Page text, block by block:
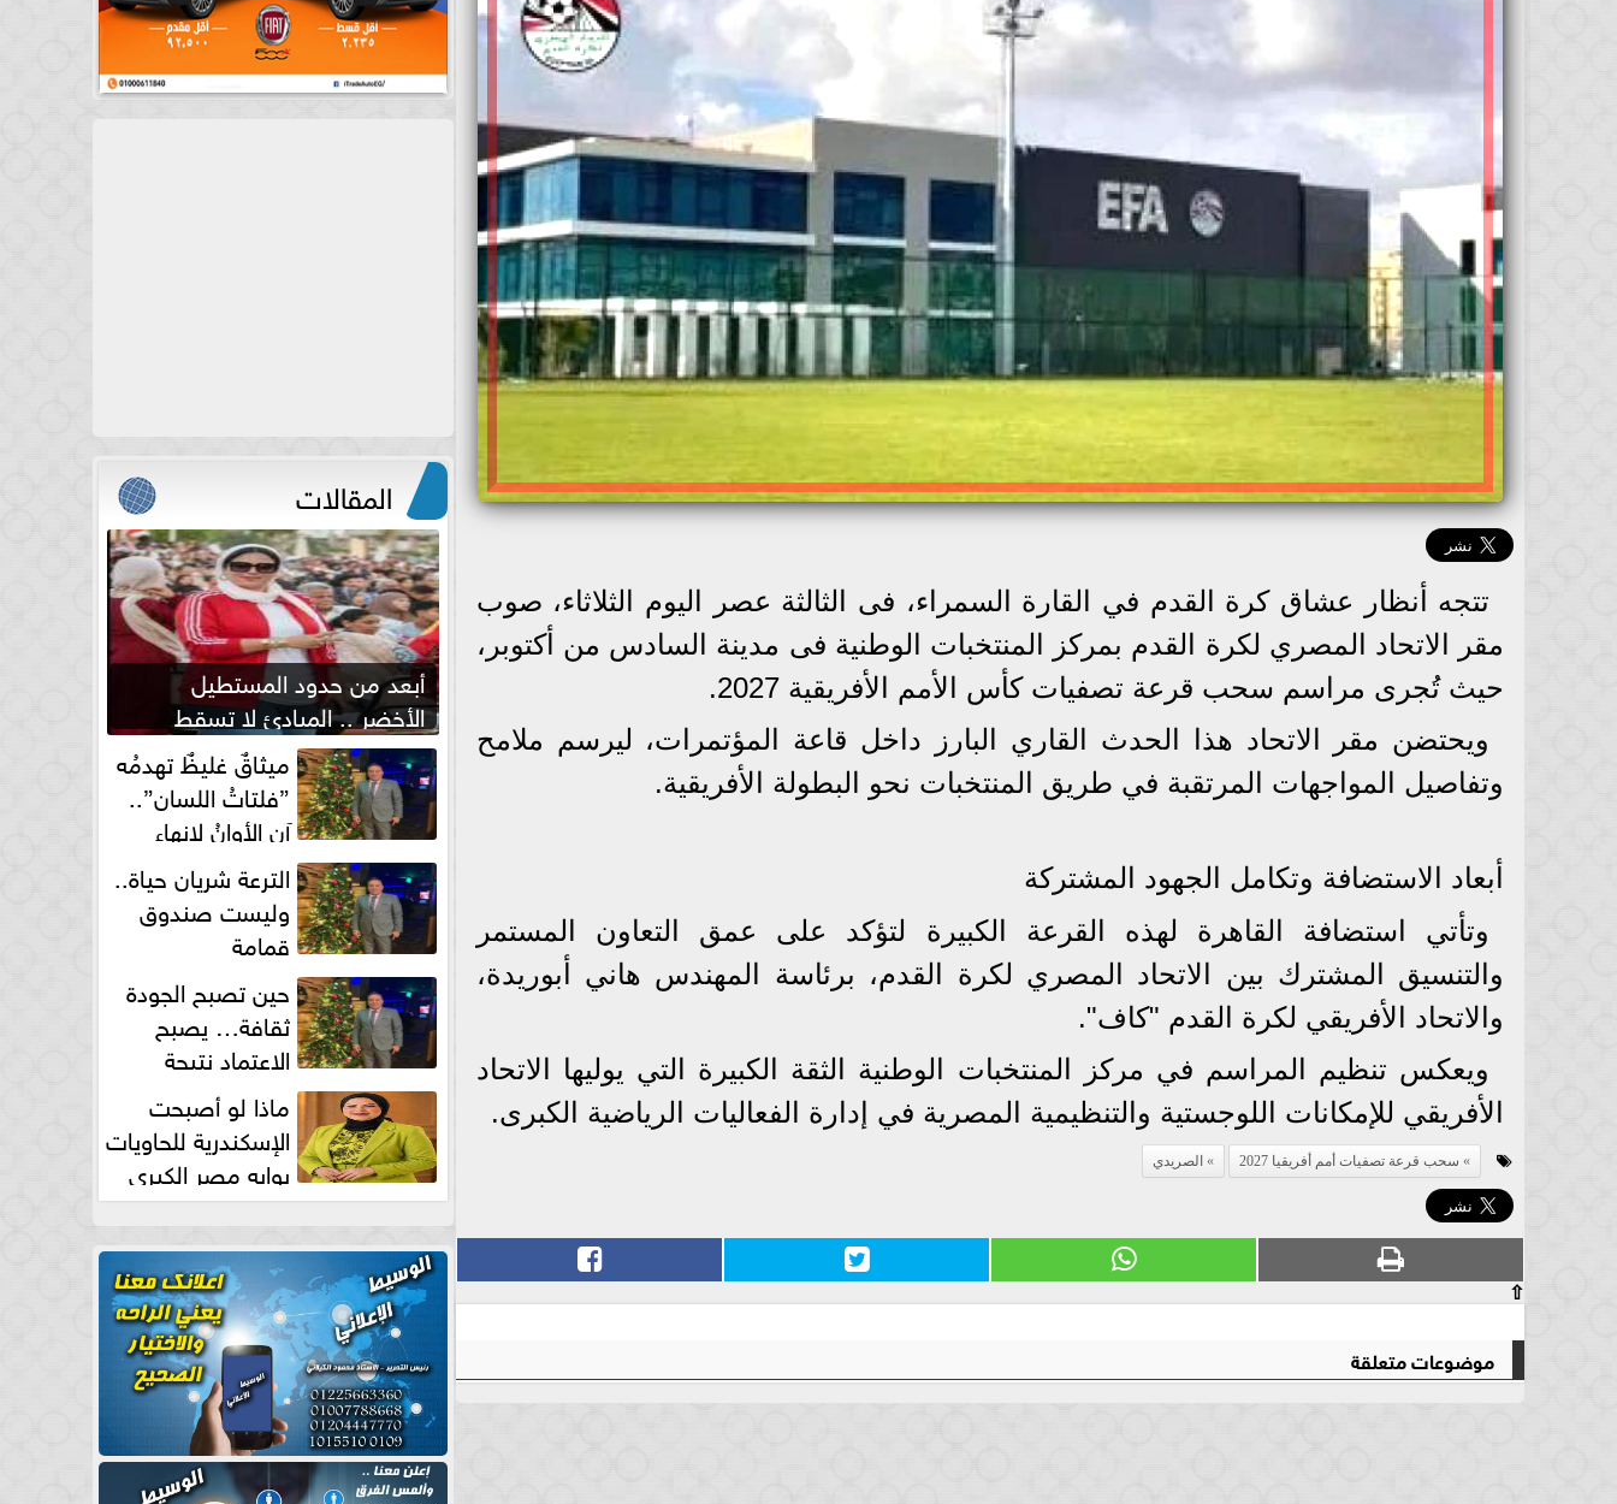
تتجه أنظار عشاق كرة القدم في القارة السمراء، فى الثالثة عصر اليوم الثلاثاء، صوب
مقر الاتحاد المصري لكرة القدم بمركز المنتخبات الوطنية فى مدينة السادس من أكتوبر،
حيث تُجرى مراسم سحب قرعة تصفيات كأس الأمم الأفريقية 2027.
ويحتضن مقر الاتحاد هذا الحدث القاري البارز داخل قاعة المؤتمرات، ليرسم ملامح
وتفاصيل المواجهات المرتقبة في طريق المنتخبات نحو البطولة الأفريقية.
أبعاد الاستضافة وتكامل الجهود المشتركة
وتأتي استضافة القاهرة لهذه القرعة الكبيرة لتؤكد على عمق التعاون المستمر
والتنسيق المشترك بين الاتحاد المصري لكرة القدم، برئاسة المهندس هاني أبوريدة،
والاتحاد الأفريقي لكرة القدم "كاف".
ويعكس تنظيم المراسم في مركز المنتخبات الوطنية الثقة الكبيرة التي يوليها الاتحاد
الأفريقي للإمكانات اللوجستية والتنظيمية المصرية في إدارة الفعاليات الرياضية الكبرى.
سحب قرعة تصفيات أمم أفريقيا 2027 الصريدي
⇧
موضوعات متعلقة
المقالات
أبعد من حدود المستطيل
الأخضر .. المبادئ لا تسقط
بصفارة الحكم ميثاقٌ غليظٌ تهدمُه
”فلتاتُ اللسان”..
آن الأوانُ لإنهاءِ
فوضى الطلاق الشفهي!الترعة شريان حياة..
وليست صندوق
قمامة
حين تصبح الجودة
ثقافة… يصبح
الاعتماد نتيجة
طبيعية
ماذا لو أصبحت
الإسكندرية للحاويات
بوابه مصر الكبري
للتجارة العالمية بقلم د...